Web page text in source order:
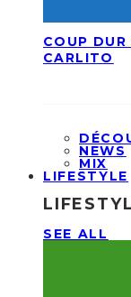
COUP
CARLITO
NEWS
MIX
LIFESTYLE
SEE ALL